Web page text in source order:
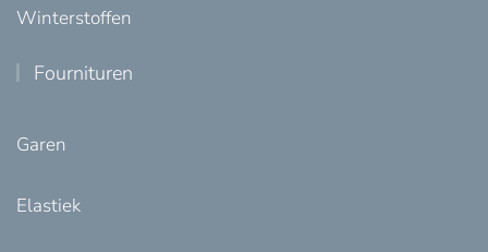
Winterstoffen
Fournituren
Garen
Elastiek